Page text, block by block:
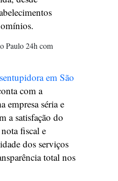
Paulo 24h com
em São
com a
empresa séria e
a satisfação do
fiscal e
dos serviços
total nos